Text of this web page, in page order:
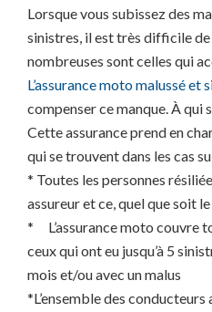
Lorsque vous subissez des
sinistres, il est très difficile de
nombreuses sont celles qui
L’assurance moto malussé et
compenser ce manque. À qui
Cette assurance prend en
qui se trouvent dans les cas
* Toutes les personnes
assureur et ce, quel que soit
* L’assurance moto couvre
ceux qui ont eu jusqu’à 5
mois et/ou avec un malus
*L’ensemble des conducteurs